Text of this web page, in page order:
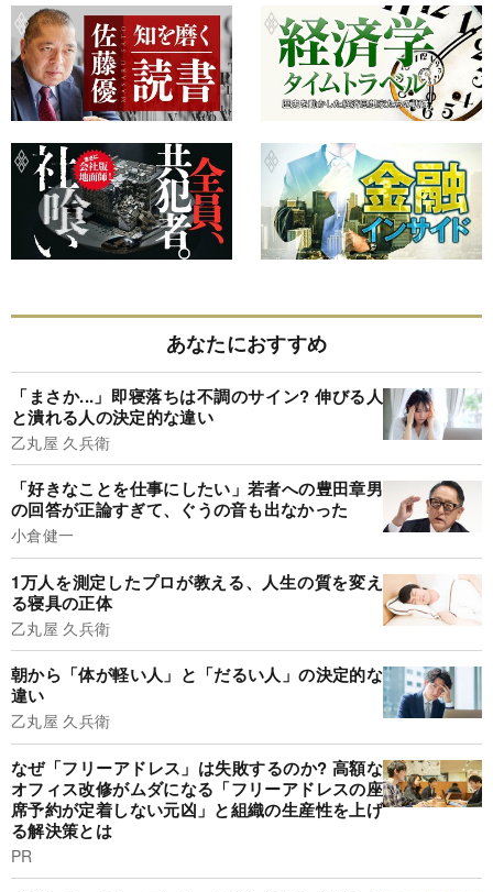
あなたにおすすめ
「まさか...」即寝落ちは不調のサイン? 伸びる人
と潰れる人の決定的な違い
乙丸屋 久兵衛
「好きなことを仕事にしたい」若者への豊田章男
の回答が正論すぎて、ぐうの音も出なかった
小倉健一
1万人を測定したプロが教える、人生の質を変え
る寝具の正体
乙丸屋 久兵衛
朝から「体が軽い人」と「だるい人」の決定的な
違い
乙丸屋 久兵衛
なぜ「フリーアドレス」は失敗するのか? 高額な
オフィス改修がムダになる「フリーアドレスの座
席予約が定着しない元凶」と組織の生産性を上げ
る解決策とは
PR